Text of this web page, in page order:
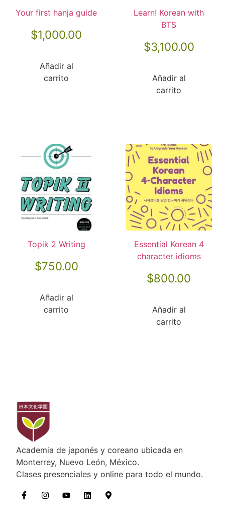
Your first hanja guide
$1,000.00
Añadir al
carrito
Learn! Korean with
BTS
$3,100.00
Añadir al
carrito
Topik 2 Writing
$750.00
Añadir al
carrito
Essential Korean 4
character idioms
$800.00
Añadir al
carrito
Academia de japonés y coreano ubicada en
Monterrey, Nuevo León, México.
Clases presenciales y online para todo el mundo.